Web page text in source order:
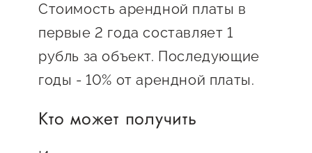
Онлайн-витрина продукции
Социальные сети "Мой
Стоимость арендной платы в
первые 2 года составляет 1
рубль за объект. Последующие
годы - 10% от арендной платы.
Кто может получить